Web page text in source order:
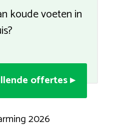
koude voeten in
offertes ▸
2026